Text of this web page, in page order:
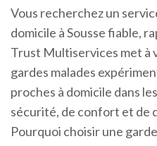
Vous recherchez un
domicile à Sousse fiable,
Trust Multiservices met à
gardes malades
proches à domicile dans
sécurité, de confort et de
Pourquoi choisir une